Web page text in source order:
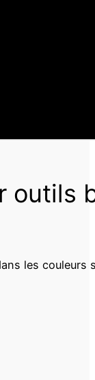
outils
les couleurs